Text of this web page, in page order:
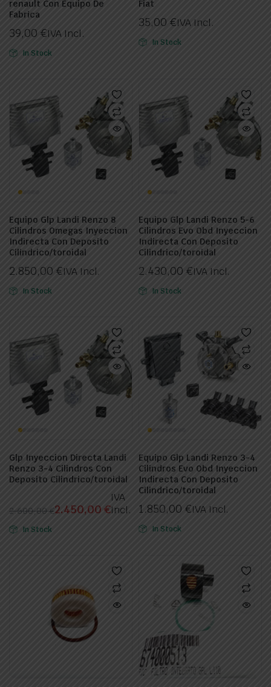
renault Con Equipo De
Fabrica
39,00 €IVA Incl.
In Stock
Fiat
35,00 €IVA Incl.
In Stock
Equipo Glp Landi Renzo 8
Cilindros Omegas Inyeccion
Indirecta Con Deposito
Cilindrico/toroidal
2.850,00 €IVA Incl.
In Stock
Equipo Glp Landi Renzo 5-6
Cilindros Evo Obd Inyeccion
Indirecta Con Deposito
Cilindrico/toroidal
2.430,00 €IVA Incl.
In Stock
Glp Inyeccion Directa Landi
Renzo 3-4 Cilindros Con
Deposito Cilindrico/toroidal
2.600,00€
El
precio
2.450,00€
El
precio
IVA
Incl.
In Stock
Equipo Glp Landi Renzo 3-4
Cilindros Evo Obd Inyeccion
Indirecta Con Deposito
Cilindrico/toroidal
1.850,00 €IVA Incl.
In Stock